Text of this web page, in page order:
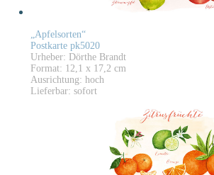
„Apfelsorten“
Postkarte pk5020
Urheber: Dörthe Brandt
Format: 12,1 x 17,2 cm
Ausrichtung: hoch
Lieferbar: sofort